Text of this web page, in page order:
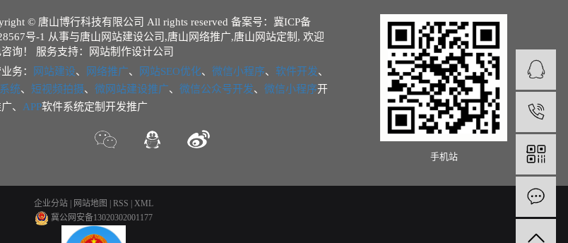
© 唐山博行科技有限公司 All rights reserved 备案号： 冀ICP备
号-1 从事与唐山网站建设公司 ,唐山网络推广,唐山网站定制 , 欢迎
询！ 服务支持：
网站制作设计公司
务：
网站建设、 网络推广、 网站SEO优化、 微信小程序、 软件开发、
统、 短视频拍摄、 微网站建设推广、 微信公众号开发、 微信小程序开
、 APP软件系统定制开发推广
手机站
企业分站| 网站地图 RSS
XML
冀公网安备13020302001177